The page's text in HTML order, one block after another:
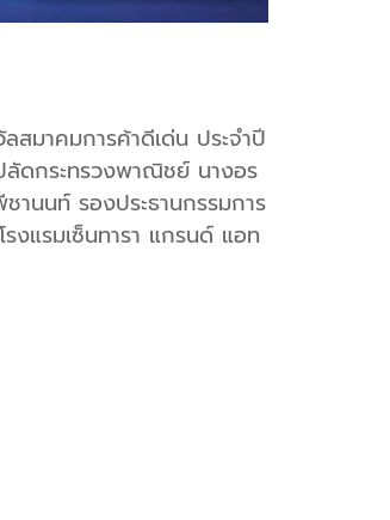
มาคมการค้าดีเด่น ประจำปี
ดกระทรวงพาณิชย์ นางอร
นนท์ รองประธานกรรมการ
งแรมเซ็นทารา แกรนด์ แอท